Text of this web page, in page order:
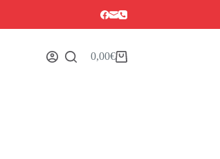
Carrello
0,00€